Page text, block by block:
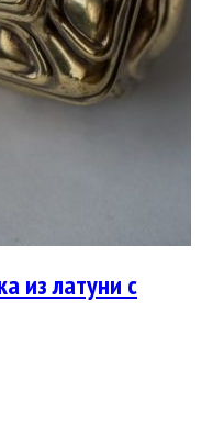
из латуни с